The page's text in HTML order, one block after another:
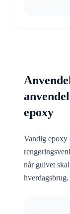
epoxy
Vandig epoxy
når gulvet
hverdagsbrug.